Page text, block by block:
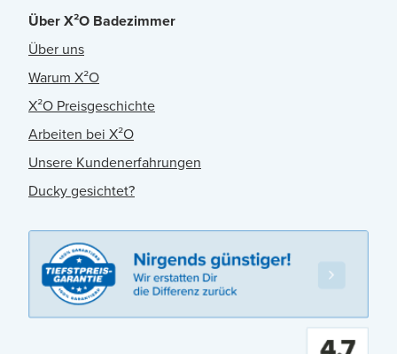
Über X²O Badezimmer
Über uns
Warum X²O
X²O Preisgeschichte
Arbeiten bei X²O
Unsere Kundenerfahrungen
Ducky gesichtet?